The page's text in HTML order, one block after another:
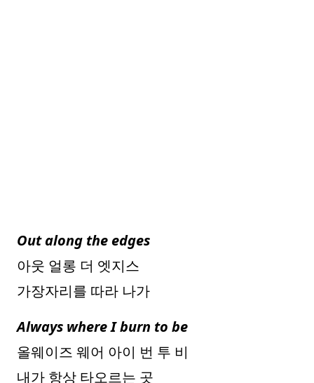
Out along the edges
아웃 얼롱 더 엣지스
가장자리를 따라 나가
Always where I burn to be
올웨이즈 웨어 아이 번 투 비
내가 항상 타오르는 곳